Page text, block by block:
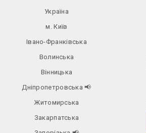
Україна
м. Київ
Івано-Франківська
Волинська
Вінницька
Дніпропетровська📢
Житомирська
Закарпатська